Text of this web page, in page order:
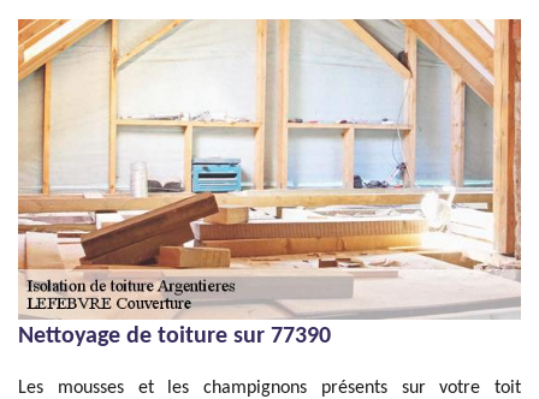
Nettoyage de toiture sur 77390
Les mousses et les champignons présents sur votre toit